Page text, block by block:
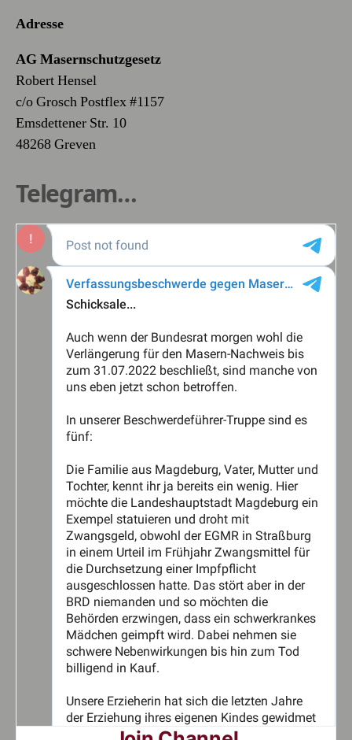
Adresse
AG Masernschutzgesetz
Robert Hensel
c/o Grosch Postflex #1157
Emsdettener Str. 10
48268 Greven
Telegram…
Masernschutzgesetz